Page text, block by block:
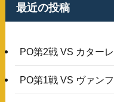
最近の投稿
PO第2戦 VS カター
PO第1戦 VS ヴァン